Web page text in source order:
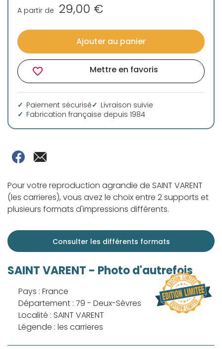
A partir de 29,00 €
Ajouter au panier
favorite_border Mettre en favoris
Paiement sécurisé
Livraison suivie
Fabrication française depuis 1984
Pour votre reproduction agrandie de SAINT VARENT
(les carrieres), vous avez le choix entre 2 supports et
plusieurs formats d'impressions différents.
Consulter les différents formats
SAINT VARENT - Photo d'autrefois
Pays : France
Département : 79 - Deux-Sèvres
Localité : SAINT VARENT
Légende : les carrieres